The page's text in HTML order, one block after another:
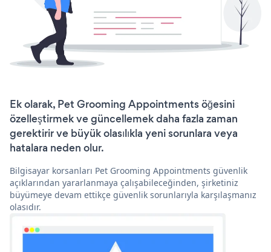
Ek olarak, Pet Grooming Appointments öğesini
özelleştirmek ve güncellemek daha fazla zaman
gerektirir ve büyük olasılıkla yeni sorunlara veya
hatalara neden olur.
Bilgisayar korsanları Pet Grooming Appointments güvenlik
açıklarından yararlanmaya çalışabileceğinden, şirketiniz
büyümeye devam ettikçe güvenlik sorunlarıyla karşılaşmanız
olasıdır.